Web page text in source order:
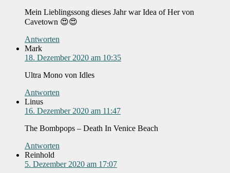
Mein Lieblingssong dieses Jahr war Idea of Her von
Cavetown 😍😍
Antworten
Mark
18. Dezember 2020 am 10:35
Ultra Mono von Idles
Antworten
Linus
16. Dezember 2020 am 11:47
The Bombpops – Death In Venice Beach
Antworten
Reinhold
5. Dezember 2020 am 17:07